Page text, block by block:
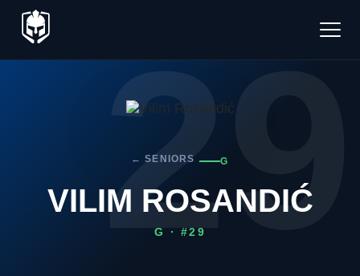
29
← SENIORS G
VILIM ROSANDIĆ
G · #29